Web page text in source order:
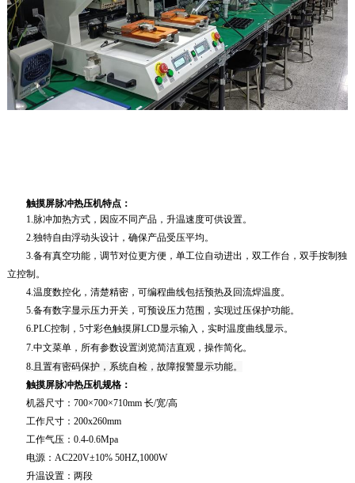
触摸屏脉冲热压机特点：
1.脉冲加热方式， 因应不同产品，升温速度可供设置。
2.独特自由浮动头设计，确保产品受压平均。
3.备有真空功能，调节对位更方便，单工位自动进出，双工作台，双手按制独
立控制。
4.温度数控化，清楚精密，可编程曲线包括预热及回流焊温度。
5.备有数字显示压力开关，可预设压力范围，实现过压保护功能。
6.PLC控制，5寸彩色触摸屏LCD显示输入，实时温度曲线显示。
7.中文菜单，所有参数设置浏览简洁直观，操作简化。
8.且置有密码保护，系统自检，故障报警显示功能。
触摸屏脉冲热压机规格：
机器尺寸：700×700×710mm 长/宽/高
工作尺寸：200x260mm
工作气压：0.4-0.6Mpa
电源：AC220V±10% 50HZ,1000W
升温设置：两段